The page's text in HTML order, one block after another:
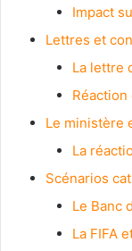
Impact
Lettres et
La lettre
Réaction
Le ministère
La
Scénarios
Le Banc
La FIFA